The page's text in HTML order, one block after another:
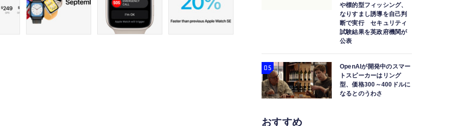
や標的型フィッシング、
なりすまし誘導を自己判
断で実行 セキュリティ
試験結果を英政府機関が
公表
OpenAIが開発中のスマー
トスピーカーはリング
型、価格300～400ドルに
なるとのうわさ
おすすめ